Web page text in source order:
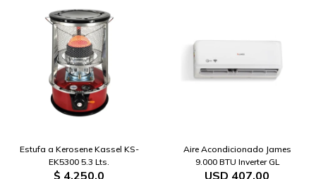
Estufa a Kerosene Kassel KS-
EK5300 5.3 Lts.
$ 4.250,0
Aire Acondicionado James
9.000 BTU Inverter GL
USD 407,00